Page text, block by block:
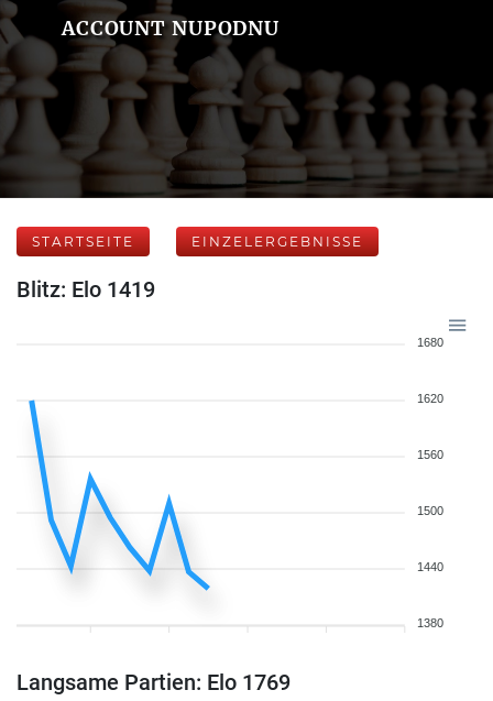
ACCOUNT NUPODNU
STARTSEITE EINZELERGEBNISSE
Blitz: Elo 1419
1680
1620
1560
1500
1440
1380
Langsame Partien: Elo 1769